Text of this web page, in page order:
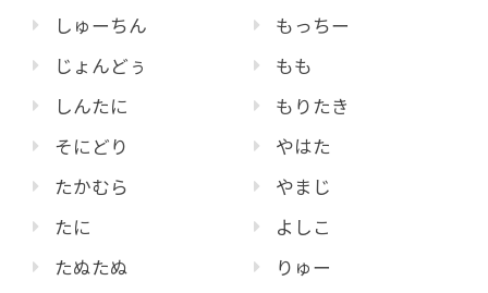
しゅーちん
じょんどぅ
しんたに
そにどり
たかむら
たに
たぬたぬ
もっちー
もも
もりたき
やはた
やまじ
よしこ
りゅー